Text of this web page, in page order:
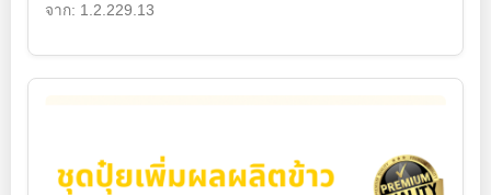
จาก: 1.2.229.13